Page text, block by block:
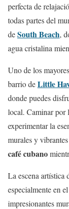
perfecta de
todas partes del
deSouth Beach,
agua cristalina
Uno de los
barrio deLittle
donde puedes
local. Caminar por
experimentar la
murales y
café cubano
La escena artística
especialmente en
impresionantes